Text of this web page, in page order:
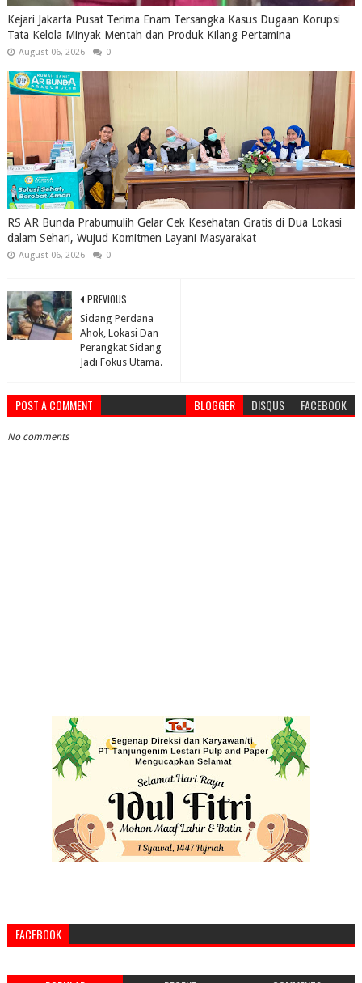
Kejari Jakarta Pusat Terima Enam Tersangka Kasus Dugaan Korupsi
Tata Kelola Minyak Mentah dan Produk Kilang Pertamina
August 06, 2026 0
RS AR Bunda Prabumulih Gelar Cek Kesehatan Gratis di Dua Lokasi
dalam Sehari, Wujud Komitmen Layani Masyarakat
August 06, 2026 0
PREVIOUS
Sidang Perdana
Ahok, Lokasi Dan
Perangkat Sidang
Jadi Fokus Utama.
POST A COMMENT BLOGGER DISQUS FACEBOOK
No comments
FACEBOOK